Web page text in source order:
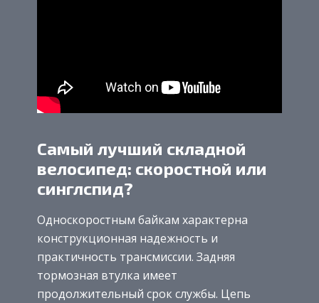
Самый лучший складной
велосипед: скоростной или
синглспид?
Односкоростным байкам характерна
конструкционная надежность и
практичность трансмиссии. Задняя
тормозная втулка имеет
продолжительный срок службы. Цепь